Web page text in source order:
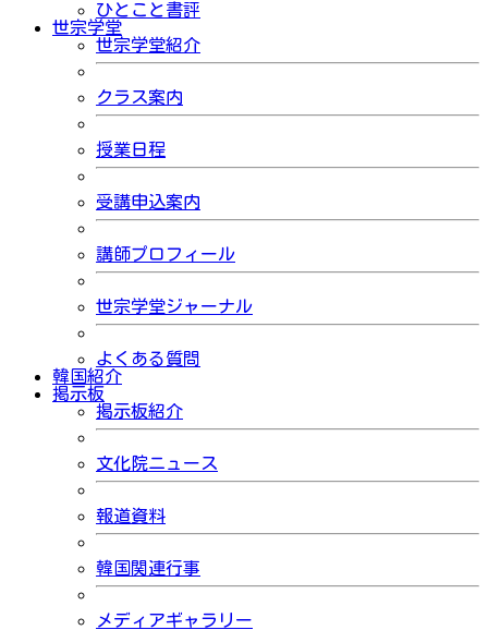
ひとこと書評
世宗学堂
世宗学堂紹介
クラス案内
授業日程
受講申込案内
講師プロフィール
世宗学堂ジャーナル
よくある質問
韓国紹介
掲示板
掲示板紹介
文化院ニュース
報道資料
韓国関連行事
メディアギャラリー